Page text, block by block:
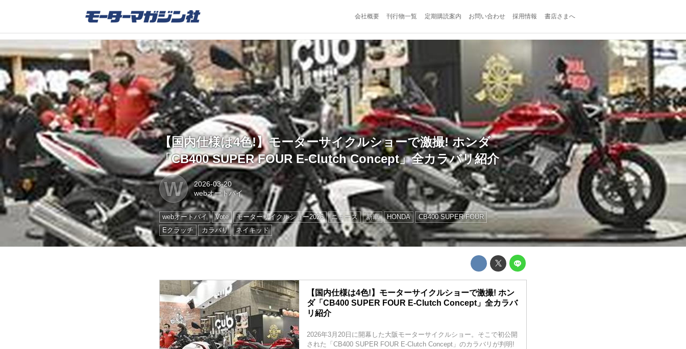
会社概要 刊行物一覧 定期購読案内 お問い合わせ 採用情報 書店さまへ
【国内仕様は4色!】モーターサイクルショーで激撮! ホンダ
「CB400 SUPER FOUR E-Clutch Concept」全カラバリ紹介
W
2026-03-20
webオートバイ
webオートバイ Vote モーターサイクルショー2026 ニュース 新車 HONDA
CB400 SUPER FOUR
Eクラッチ
カラバリ ネイキッド
【国内仕様は4色!】モーターサイクルショーで激撮! ホン
ダ「CB400 SUPER FOUR E-Clutch Concept」全カラバ
リ紹介
2026年3月20日に開幕した大阪モーターサイクルショー。そこで初公開
された「CB400 SUPER FOUR E-Clutch Concept」のカラバリが判明!